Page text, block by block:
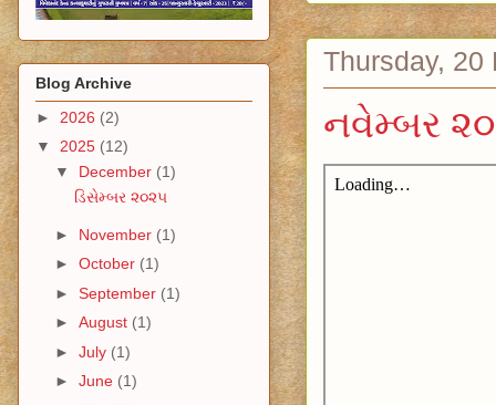
Thursday, 20
નવેમ્બર
Blog Archive
► 2026 (2)
▼ 2025 (12)
▼ December (1)
ડિસેમ્બર ૨૦૨૫
► November (1)
► October (1)
► September (1)
► August (1)
► July (1)
► June (1)